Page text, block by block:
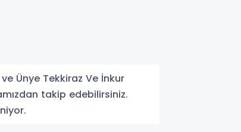
Ünye Tekkiraz Ve İnkur
takip edebilirsiniz.